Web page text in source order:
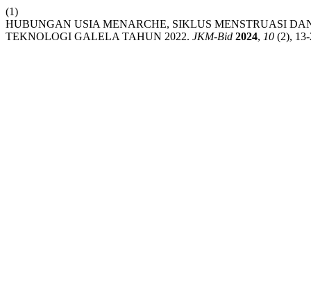
(1)
HUBUNGAN USIA MENARCHE, SIKLUS MENSTRUASI
TEKNOLOGI GALELA TAHUN 2022. JKM-Bid 2024, 10 (2),